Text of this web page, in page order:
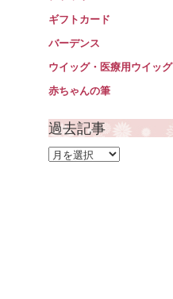
ギフトカード
バーデンス
ウイッグ・医療用ウイッグ
赤ちゃんの筆
過去記事
過